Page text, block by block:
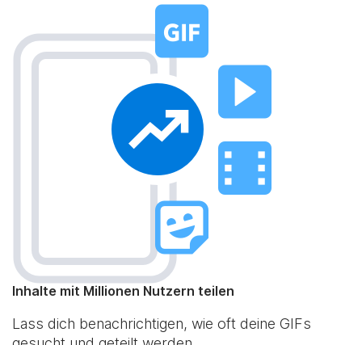
Inhalte mit Millionen Nutzern teilen
Lass dich benachrichtigen, wie oft deine GIFs